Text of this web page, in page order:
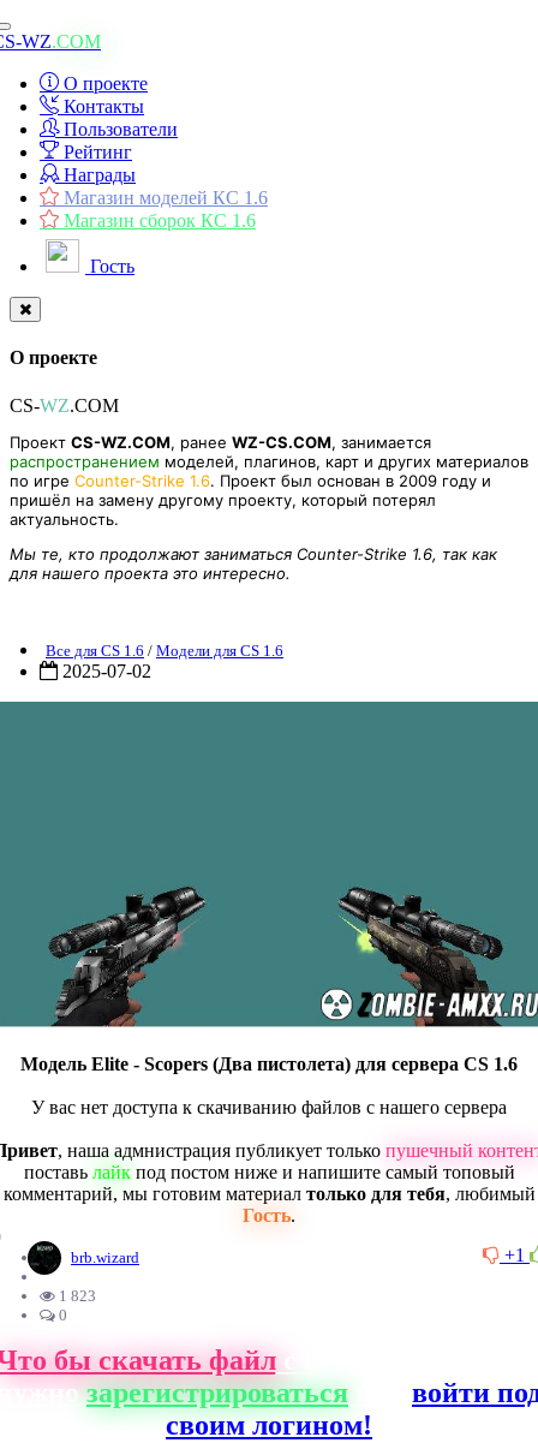
Toggle
navigation
WZ.COM
О проекте
Контакты
Пользователи
Рейтинг
Награды
Магазин моделей КС 1.6
Магазин сборок КС 1.6
Гость
О проекте
CS-WZ.COM
Проект CS-WZ.COM, ранее WZ-CS.COM, занимается
распространением моделей, плагинов, карт и других материалов
по игре Counter-Strike 1.6. Проект был основан в 2009 году и
пришёл на замену другому проекту, который потерял
актуальность.
Мы те, кто продолжают заниматься Counter-Strike 1.6, так как
для нашего проекта это интересно.
Все для CS 1.6 / Модели для CS 1.6
2025-07-02
Модель Elite - Scopers (Два пистолета) для сервера CS 1.6
У вас нет доступа к скачиванию файлов с нашего сервера
, наша адмнистрация публикует только пушечный
поставь лайкпод постом ниже и напишите самый топовый
комментарий, мы готовим материал только для тебя, любимый
Гость.
+1
brb.wizard
1 823
0
бы скачать файлс нашего сайта,
зарегистрироваться
войти
своим логином!